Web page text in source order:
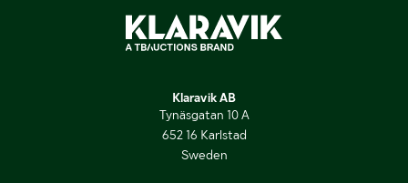
Klaravik AB
Tynäsgatan 10 A
652 16 Karlstad
Sweden